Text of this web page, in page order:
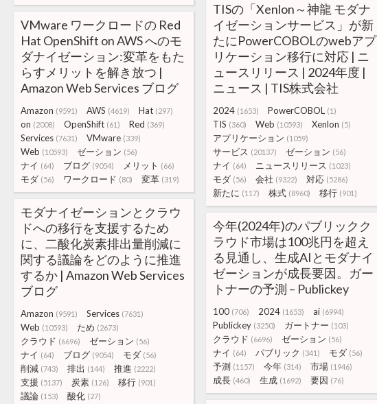
TISの「Xenlon～神龍 モダナ
イゼーションサービス」が新
たにPowerCOBOLのwebアプ
リケーション移行に対応 | ニ
ュースリリース | 2024年度 |
ニュース | TIS株式会社
2024 (1653) PowerCOBOL (1)
TIS (360) Web (10593) Xenlon (5)
アプリケーション (1059)
サービス (20137) ゼーション (56)
ナイ (64) ニュースリリース (1023)
モダ (56) 会社 (9322) 対応 (5286)
新たに (117) 株式 (8960) 移行 (901)
VMware ワークロードの Red
Hat OpenShift on AWS へのモ
ダナイゼーション:変革をもた
らすメリットを解き放つ |
Amazon Web Services ブログ
Amazon (9591) AWS (4619) Hat (297)
on (2008) OpenShift (61) Red (369)
Services (7631) VMware (339)
Web (10593) ゼーション (56)
ナイ (64) ブログ (9054) メリット (66)
モダ (56) ワークロード (80) 変革 (319)
モダナイゼーションとクラウ
ドへの移行を支援するため
に、二酸化炭素排出量削減に
関する議論をどのように推進
するか | Amazon Web Services
ブログ
Amazon (9591) Services (7631)
Web (10593) ため (2673)
クラウド (6696) ゼーション (56)
ナイ (64) ブログ (9054) モダ (56)
削減 (743) 排出 (144) 推進 (2222)
支援 (5137) 炭素 (126) 移行 (901)
議論 (153) 酸化 (27)
今年(2024年)のパブリックク
ラウド市場は100兆円を超え
る見通し、生成AIとモダナイ
ゼーションが成長要因。ガー
トナーの予測 – Publickey
100 (706) 2024 (1653) ai (6994)
Publickey (3250) ガートナー (103)
クラウド (6696) ゼーション (56)
ナイ (64) パブリック (341) モダ (56)
予測 (1157) 今年 (314) 市場 (1946)
成長 (460) 生成 (1692) 要因 (76)